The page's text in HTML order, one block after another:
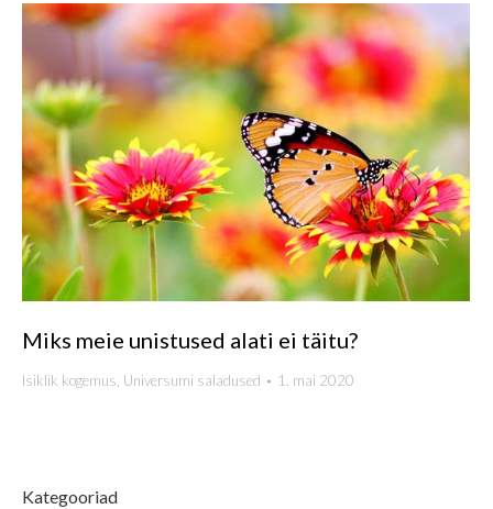
Miks meie unistused alati ei täitu?
Isiklik kogemus, Universumi saladused 1. mai 2020
Kategooriad